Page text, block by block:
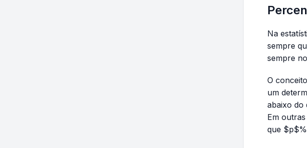
Na
sempre
sempre
O
um
abaixo do
Em
que